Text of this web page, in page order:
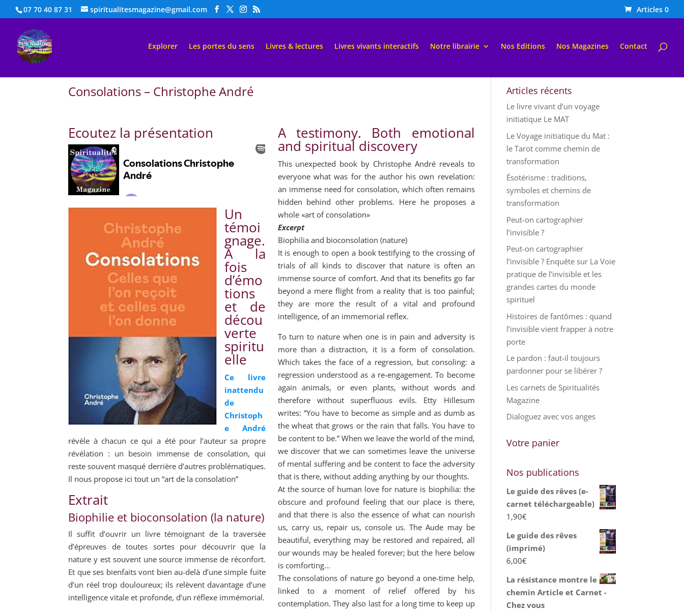
07 70 40 87 31 spiritualitesmagazine@gmail.com Articles 0
Explorer Les portes du sens Livres & lectures Livres vivants interactifs Notre librairie Nos Editions Nos Magazines Contact
Consolations – Christophe André
Ecoutez la présentation
Un
témoi
gnage.
A la
fois
d’émo
tions
et de
décou
verte
spiritu
elle
Ce livre
inattendu
de
Christoph
e André
révèle à chacun ce qui a été pour l’auteur sa propre
révélation : un besoin immense de consolation, qui
reste souvent masqué derrière d’autres problématiques.
Il nous propose ici tout un “art de la consolation”
Extrait
Biophilie et bioconsolation (la nature)
Il suffit d’ouvrir un livre témoignant de la traversée
d’épreuves de toutes sortes pour découvrir que la
nature y est souvent une source immense de réconfort.
Et que ses bienfaits vont bien au-delà d’une simple fuite
d’un réel trop douloureux; ils relèvent davantage d’une
intelligence vitale et profonde, d’un réflexe immémorial.
A testimony. Both emotional
and spiritual discovery
This unexpected book by Christophe André reveals to
everyone what was for the author his own revelation:
an immense need for consolation, which often remains
hidden behind other problems. Here he proposes a
whole «art of consolation»
Excerpt
Biophilia and bioconsolation (nature)
It is enough to open a book testifying to the crossing of
trials of all kinds to discover that nature is often an
immense source of comfort. And that its benefits go far
beyond a mere flight from a reality that is too painful;
they are more the result of a vital and profound
intelligence, of an immemorial reflex.
To turn to nature when one is in pain and adversity is
more than a distraction, it is a form of consolation.
Which takes the face of a regression, but consoling: a
regression understood as a re-engagement. To become
again animals, or even plants, without words and
therefore without superfluous evils. Etty Hillesum
writes: “You have to become as simple and as dumb as
the wheat that grows or the rain that falls. You have to
be content to be.” When we leave the world of the mind,
we discover that we can sometimes leave the universe
of mental suffering and be content to face the adversity
that is there, without adding anything by our thoughts.
At the source of human love for nature is biophilia: the
obscure and profound feeling that our place is there,
and that there is also the essence of what can nourish
us, carry us, repair us, console us. The Aude may be
beautiful, everything may be restored and repaired, all
our wounds may be healed forever; but the here below
is comforting…
The consolations of nature go beyond a one-time help,
linked to a moment of relief offered by his
contemplation. They also last for a long time to keep up
Articles récents
Le livre vivant d’un voyage
initiatique Le MAT
Le Voyage initiatique du Mat :
le Tarot comme chemin de
transformation
Ésotérisme : traditions,
symboles et chemins de
transformation
Peut-on cartographier
l’invisible ?
Peut-on cartographier
l’invisible ? Enquête sur La Voie
pratique de l’invisible et les
grandes cartes du monde
spirituel
Histoires de fantômes : quand
l’invisible vient frapper à notre
porte
Le pardon : faut-il toujours
pardonner pour se libérer ?
Les carnets de Spiritualités
Magazine
Dialoguez avec vos anges
Votre panier
Nos publications
Le guide des rêves (e-
carnet téléchargeable)
1,90€
Le guide des rêves
(imprimé)
6,00€
La résistance montre le
chemin Article et Carnet -
Chez vous